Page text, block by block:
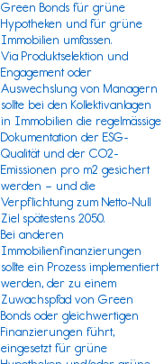
Green Bonds für grüne
Hypotheken und für grüne
Immobilien umfassen.
Via Produktselektion und
Engagement oder
Auswechslung von Managern
sollte bei den Kollektivanlagen
in Immobilien die regelmässige
Dokumentation der ESG-
Qualität und der CO2-
Emissionen pro m2 gesichert
werden – und die
Verpflichtung zum Netto-Null
Ziel spätestens 2050.
Bei anderen
Immobilienfinanzierungen
sollte ein Prozess implementiert
werden, der zu einem
Zuwachspfad von Green
Bonds oder gleichwertigen
Finanzierungen führt,
eingesetzt für grüne